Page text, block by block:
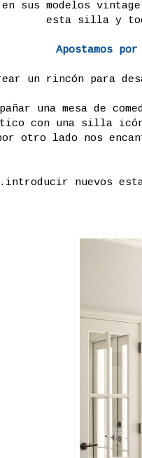
en sus modelos
esta silla y
Apostamos
un rincón para
una mesa de
con una silla
otro lado nos
nuevos